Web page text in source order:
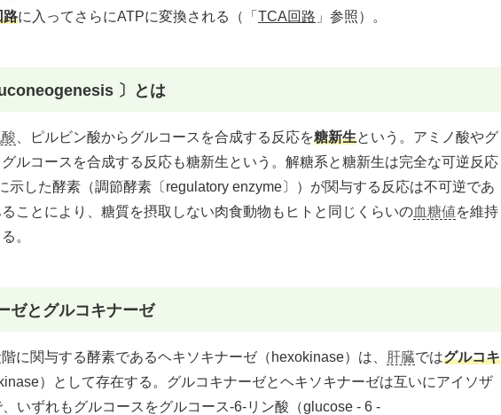
路に入ってさらにATPに変換される（「 TCA回路 」参照）。
〕とは
、ピルビン酸からグルコースを合成する反応を糖新生という。アミノ酸やグ
ルコースを合成する反応も糖新生という。解糖系と糖新生は完全な可逆反応
示した酵素（調節酵素〔regulatory enzyme〕）が関与する反応は不可逆であ
ことにより、糖質を摂取しない肉食動物もヒトと同じくらいの血糖値を維持
。
ゼとグルコキナーゼ
に関与する酵素であるヘキソキナーゼ（hexokinase）は、 肝臓ではグルコキ
）として存在する。グルコキナーゼとヘキソキナーゼは互いにアイソザ
いずれもグルコースをグルコース-6-リン酸（glucose - 6 -